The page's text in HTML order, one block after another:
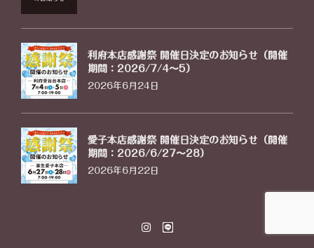
利府本店感謝祭 開催日決定のお知らせ（開催
期間：2026/7/4〜5）
2026年6月24日
愛子本店感謝祭 開催日決定のお知らせ（開催
期間：2026/6/27〜28）
2026年6月22日